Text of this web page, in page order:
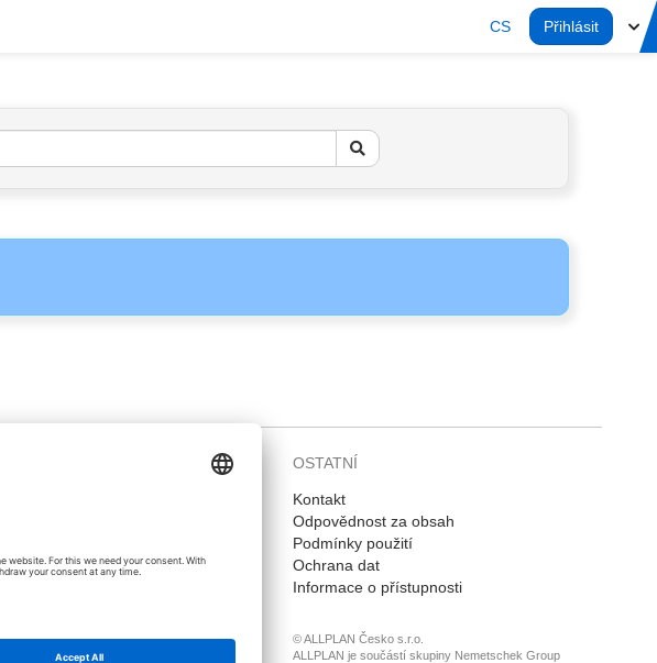
CS Přihlásit
OSTATNÍ
Kontakt
Odpovědnost za obsah
Podmínky použití
Ochrana dat
Informace o přístupnosti
© ALLPLAN Česko s.r.o.
ALLPLAN je součástí skupiny Nemetschek Group